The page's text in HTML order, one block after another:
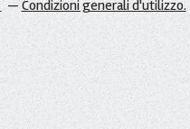
Condizioni generali d'utilizzo.